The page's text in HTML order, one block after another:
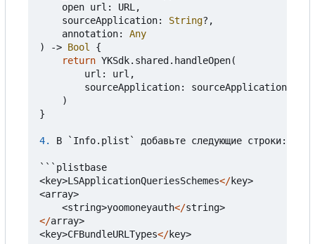
open url : URL ,
sourceApplication: String?,
annotation:
Any
)
-> Bool
{
return YKSdk. shared . handleOpen(
url : url ,
sourceApplication:
sourceApplication
)
}
4. В ` Info. plist ` добавьте следующие строки:
``` plistbase
<key>LSApplicationQueriesSchemes</key>
<array>
<string>yoomoneyauth</string>
</array>
<key>CFBundleURLTypes</key>